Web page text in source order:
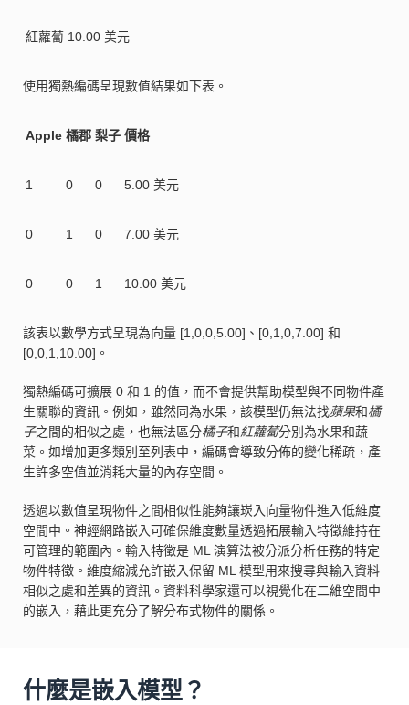
紅蘿蔔 10.00 美元
使用獨熱編碼呈現數值結果如下表。
Apple 橘郡 梨子 價格
1 0 0 5.00 美元
0 1 0 7.00 美元
0 0 1 10.00 美元
該表以數學方式呈現為向量 [1,0,0,5.00]、[0,1,0,7.00] 和
[0,0,1,10.00]。
獨熱編碼可擴展 0 和 1 的值，而不會提供幫助模型與不同物件產
生關聯的資訊。例如，雖然同為水果，該模型仍無法找蘋果和橘
子之間的相似之處，也無法區分橘子和紅蘿蔔分別為水果和蔬
菜。如增加更多類別至列表中，編碼會導致分佈的變化稀疏，產
生許多空值並消耗大量的內存空間。
透過以數值呈現物件之間相似性能夠讓崁入向量物件進入低維度
空間中。神經網路嵌入可確保維度數量透過拓展輸入特徵維持在
可管理的範圍內。輸入特徵是 ML 演算法被分派分析任務的特定
物件特徵。維度縮減允許嵌入保留 ML 模型用來搜尋與輸入資料
相似之處和差異的資訊。資料科學家還可以視覺化在二維空間中
的嵌入，藉此更充分了解分布式物件的關係。
什麼是嵌入模型？